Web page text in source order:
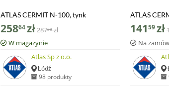
ATLAS CERMIT N-100, tynk
szablonowy akrylowy, 25 kg
25864zł28738 zł
W magazynie
Atlas Sp z o.o.
Łódź
98 produkty
ATLAS
imitujący
25 kg
14159zł
Na